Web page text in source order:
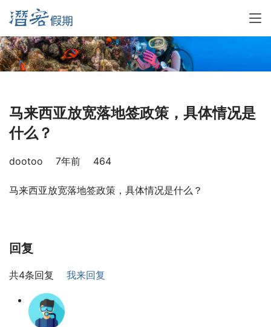
马来西亚放宽落地签政策，具体情况是
什么？
dootoo 7年前 464
马来西亚放宽落地签政策，具体情况是什么？
回复
共4条回复 我来回复